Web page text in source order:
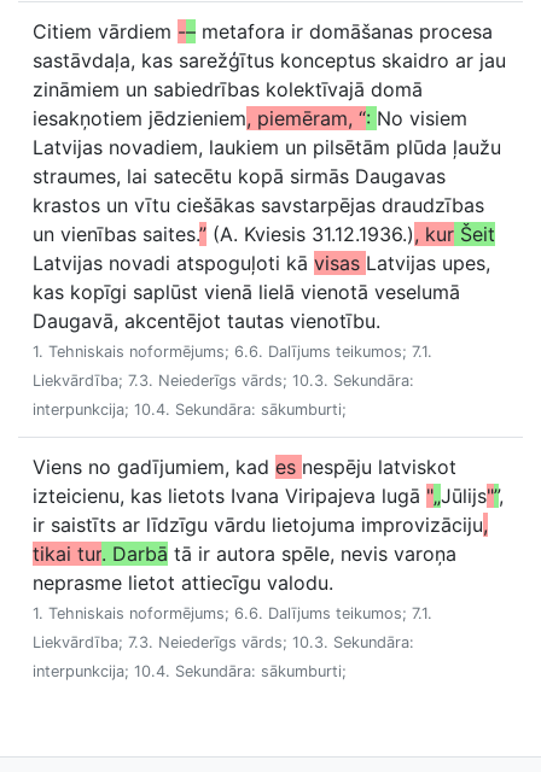
Citiem vārdiem -– metafora ir domāšanas procesa
sastāvdaļa, kas sarežģītus konceptus skaidro ar jau
zināmiem un sabiedrības kolektīvajā domā
iesakņotiem jēdzieniem, piemēram, “: No visiem
Latvijas novadiem, laukiem un pilsētām plūda ļaužu
straumes, lai satecētu kopā sirmās Daugavas
krastos un vītu ciešākas savstarpējas draudzības
un vienības saites.” (A. Kviesis 31.12.1936.), kur Šeit
Latvijas novadi atspoguļoti kā visas Latvijas upes,
kas kopīgi saplūst vienā lielā vienotā veselumā
Daugavā, akcentējot tautas vienotību.
1. Tehniskais noformējums; 6.6. Dalījums teikumos; 7.1.
Liekvārdība; 7.3. Neiederīgs vārds; 10.3. Sekundāra:
interpunkcija; 10.4. Sekundāra: sākumburti;
Viens no gadījumiem, kad es nespēju latviskot
izteicienu, kas lietots Ivana Viripajeva lugā "„Jūlijs"”,
ir saistīts ar līdzīgu vārdu lietojuma improvizāciju,
tikai tur. Darbā tā ir autora spēle, nevis varoņa
neprasme lietot attiecīgu valodu.
1. Tehniskais noformējums; 6.6. Dalījums teikumos; 7.1.
Liekvārdība; 7.3. Neiederīgs vārds; 10.3. Sekundāra:
interpunkcija; 10.4. Sekundāra: sākumburti;